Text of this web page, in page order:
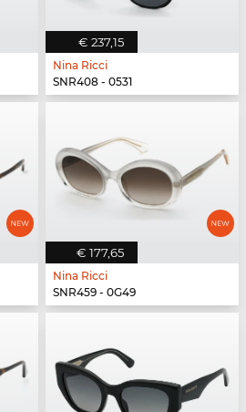
€ 237,15
Nina Ricci
SNR408 - 0531
€ 177,65
Nina Ricci
SNR459 - 0G49